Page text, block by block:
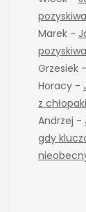
Marek -
Grzesiek -
Horacy -
z
Andrzej -
gdy